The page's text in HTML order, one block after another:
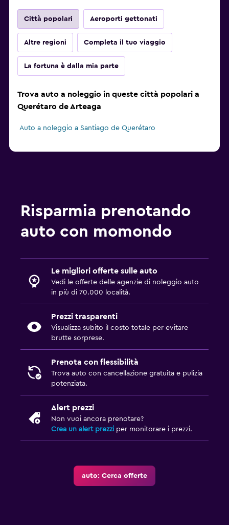
Città popolari Aeroporti gettonati
Altre regioni Completa il tuo viaggio
La fortuna è dalla mia parte
Trova auto a noleggio in queste città popolari a
Querétaro de Arteaga
Auto a noleggio a Santiago de Querétaro
Risparmia prenotando
auto con momondo
Le migliori offerte sulle auto
Vedi le offerte delle agenzie di noleggio auto
in più di 70.000 località.
Prezzi trasparenti
Visualizza subito il costo totale per evitare
brutte sorprese.
Prenota con flessibilità
Trova auto con cancellazione gratuita e pulizia
potenziata.
Alert prezzi
Non vuoi ancora prenotare?
Crea un alert prezzi per monitorare i prezzi.
auto: Cerca offerte